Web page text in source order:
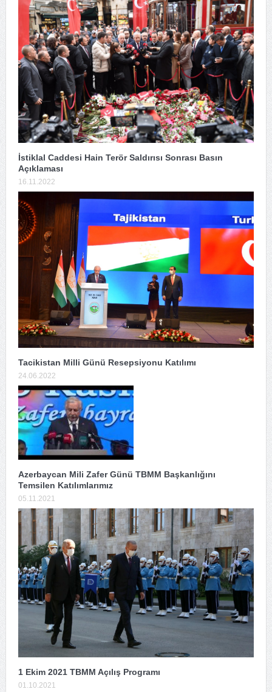
İstiklal Caddesi Hain Terör Saldırısı Sonrası Basın
Açıklaması
16.11.2022
Tacikistan Milli Günü Resepsiyonu Katılımı
24.06.2022
Azerbaycan Mili Zafer Günü TBMM Başkanlığını
Temsilen Katılımlarımız
05.11.2021
1 Ekim 2021 TBMM Açılış Programı
01.10.2021